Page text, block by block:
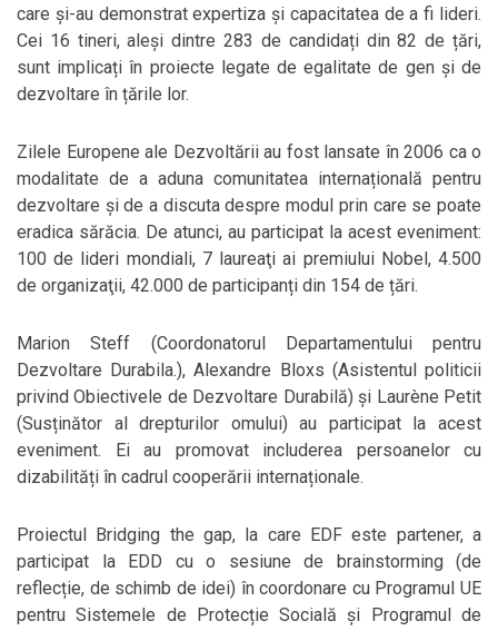
care și-au demonstrat expertiza și capacitatea de a fi lideri.
Cei 16 tineri, aleși dintre 283 de candidați din 82 de țări,
sunt implicați în proiecte legate de egalitate de gen și de
dezvoltare în țările lor.
Zilele Europene ale Dezvoltării au fost lansate în 2006 ca o
modalitate de a aduna comunitatea internațională pentru
dezvoltare și de a discuta despre modul prin care se poate
eradica sărăcia. De atunci, au participat la acest eveniment:
100 de lideri mondiali, 7 laureaţi ai premiului Nobel, 4.500
de organizaţii, 42.000 de participanți din 154 de țări.
Marion Steff (Coordonatorul Departamentului pentru
Dezvoltare Durabila.), Alexandre Bloxs (Asistentul politicii
privind Obiectivele de Dezvoltare Durabilă) și Laurène Petit
(Susținător al drepturilor omului) au participat la acest
eveniment. Ei au promovat includerea persoanelor cu
dizabilități în cadrul cooperării internaționale.
Proiectul Bridging the gap, la care EDF este partener, a
participat la EDD cu o sesiune de brainstorming (de
reflecție, de schimb de idei) în coordonare cu Programul UE
pentru Sistemele de Protecție Socială și Programul de